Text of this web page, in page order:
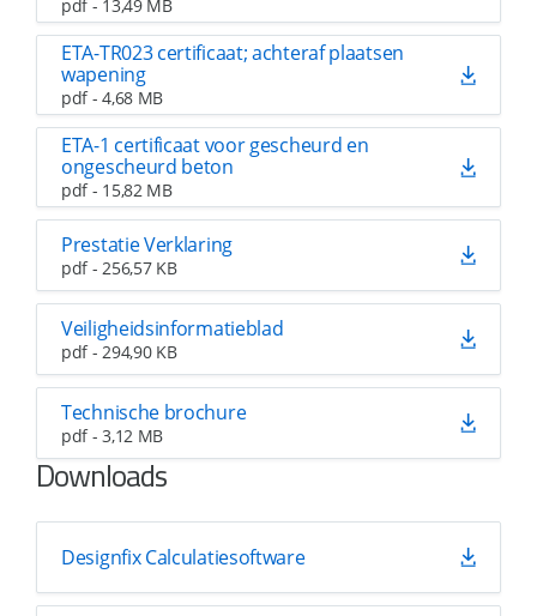
pdf - 13,49 MB
ETA-TR023 certificaat; achteraf plaatsen
wapening
pdf - 4,68 MB
ETA-1 certificaat voor gescheurd en
ongescheurd beton
pdf - 15,82 MB
Prestatie Verklaring
pdf - 256,57 KB
Veiligheidsinformatieblad
pdf - 294,90 KB
Technische brochure
pdf - 3,12 MB
Downloads
Designfix Calculatiesoftware